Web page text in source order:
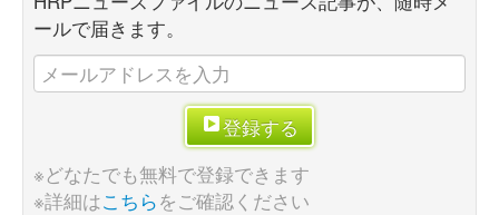
ールで届きます。
登録する
※どなたでも無料で登録できます
※詳細はこちらをご確認ください